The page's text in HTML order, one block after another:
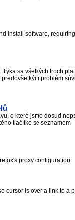
install software,
sa všetkých troch
problém
o které jsme dosud
tlačítko se seznamem
proxy configuration.
cursor is over a link to a